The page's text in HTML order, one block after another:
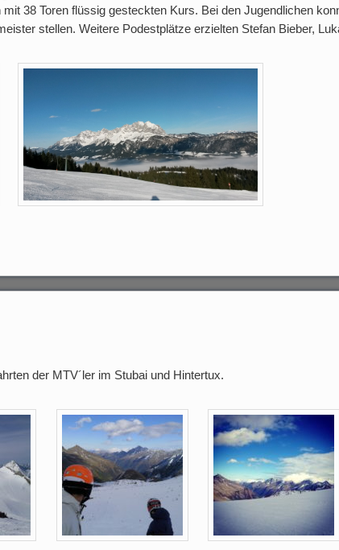
38 Toren flüssig gesteckten Kurs. Bei den Jugendlichen
stellen. Weitere Podestplätze erzielten Stefan Bieber,
der MTV´ler im Stubai und Hintertux.